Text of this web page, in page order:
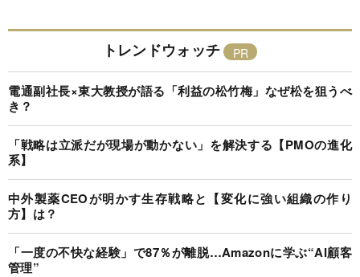
トレンドウォッチ
電通副社長×東大教授が語る「利益の松竹梅」なぜ松を狙うべ
き？
「戦略は立派だが現場が動かない」を解決する【PMOの進化
系】
中外製薬CEOが明かす生存戦略と【変化に強い組織の作り
方】は？
「一度の不快な経験」で87％が離脱…Amazonに学ぶ“AI顧客
管理”